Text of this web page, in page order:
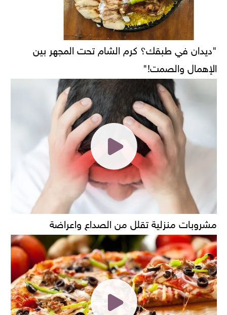
"ديدان في طبقك؟ كرم الشام تحت المجهر بين
الإهمال والصمت!"
مشروبات منزلية تقلل من الصداع واعراضة